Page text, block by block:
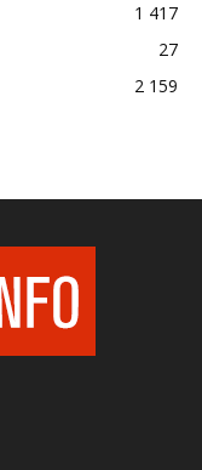
1 417
27
2 159